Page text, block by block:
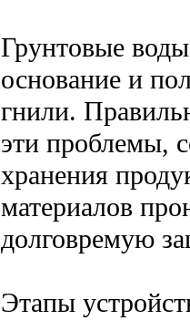
Грунтовые
основание и
гнили.
эти проблемы,
хранения
материалов
долговремую
Этапы